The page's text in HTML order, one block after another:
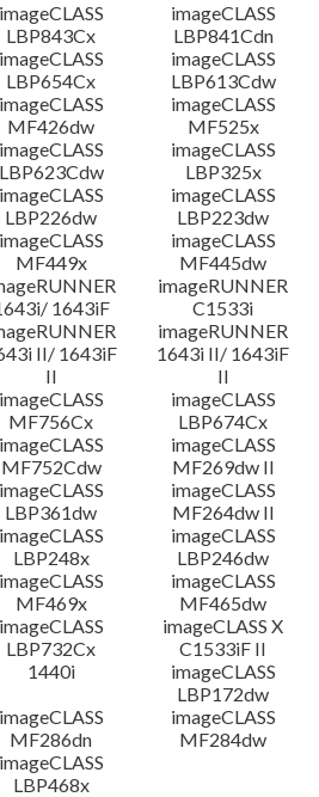
imageCLASS
LBP843Cx
imageCLASS
LBP841Cdn
imageCLASS
LBP654Cx
imageCLASS
LBP613Cdw
imageCLASS
MF426dw
imageCLASS
MF525x
imageCLASS
LBP623Cdw
imageCLASS
LBP325x
imageCLASS
LBP226dw
imageCLASS
LBP223dw
imageCLASS
MF449x
imageCLASS
MF445dw
1643iF
imageRUNNER
C1533i
II/ 1643iF
II
imageRUNNER
1643i II/ 1643iF
II
imageCLASS
MF756Cx
imageCLASS
LBP674Cx
imageCLASS
MF752Cdw
imageCLASS
MF269dw II
imageCLASS
LBP361dw
imageCLASS
MF264dw II
imageCLASS
LBP248x
imageCLASS
LBP246dw
imageCLASS
MF469x
imageCLASS
MF465dw
imageCLASS
LBP732Cx
imageCLASS X
C1533iF II
1440i
imageCLASS
LBP172dw
imageCLASS
MF286dn
imageCLASS
MF284dw
imageCLASS
LBP468x